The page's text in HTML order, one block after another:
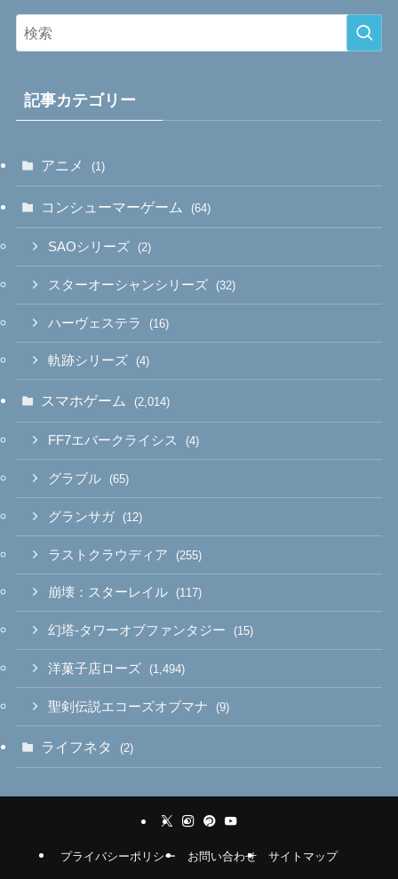
記事カテゴリー
アニメ (1)
コンシューマーゲーム (64)
SAOシリーズ (2)
スターオーシャンシリーズ (32)
ハーヴェステラ (16)
軌跡シリーズ (4)
スマホゲーム (2,014)
FF7エバークライシス (4)
グラブル (65)
グランサガ (12)
ラストクラウディア (255)
崩壊：スターレイル (117)
幻塔-タワーオブファンタジー (15)
洋菓子店ローズ (1,494)
聖剣伝説エコーズオブマナ (9)
ライフネタ (2)
プライバシーポリシー お問い合わせ サイトマップ